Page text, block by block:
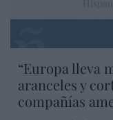
“Europa lleva
aranceles y
compañías